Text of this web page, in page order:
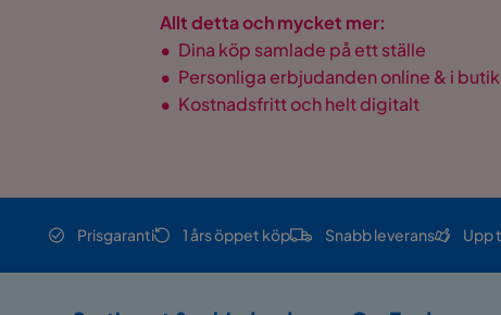
Allt detta och mycket mer:
• Dina köp samlade på ett ställe
• Personliga erbjudanden online & i butik
• Kostnadsfritt och helt digitalt
Prisgaranti 1 års öppet köp Snabb leverans Upp